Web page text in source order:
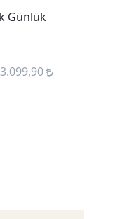
Günlük
3.099,90